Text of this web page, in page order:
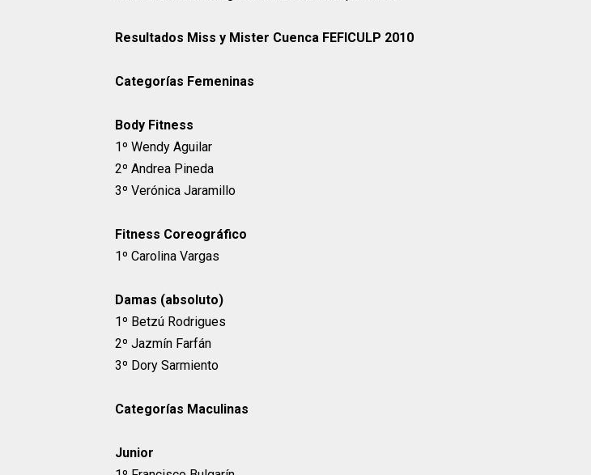
Resultados Miss y Mister Cuenca FEFICULP 2010
Categorías Femeninas
Body Fitness
1º Wendy Aguilar
2º Andrea Pineda
3º Verónica Jaramillo
Fitness Coreográfico
1º Carolina Vargas
Damas (absoluto)
1º Betzú Rodrigues
2º Jazmín Farfán
3º Dory Sarmiento
Categorías Maculinas
Junior